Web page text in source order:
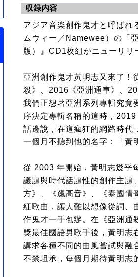
収録内容
アジア音楽創作鬼才と呼ばれ
ムウィー／Namewee）の「
版）』CD1枚組がニューリリ
亞洲創作鬼才黃明志又來了！
殺》、2016《亞洲通車》、
我們正想著亞洲系列專輯究竟
序決定專輯名稱的這時，
話邊說，在這瘋狂的網路時代
一個月不聽到他的名字：「黃
從 2003 年開始，黃明志幾乎
議題與時代話題性的創作主題
方》、《飆高音》、《泰國情
紅歌曲，讓人難以想像從詞、
作鬼才一手包辦。在《亞洲通
獎最佳國語男歌手後，黃明志
講求各種不同的曲風嘗試與融
不禁坦承，每個月期待黃明志